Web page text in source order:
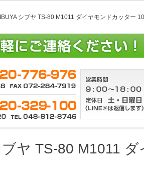
シブヤ TS-80 M1011 ダイヤモンドカッター
ヤ TS-80 M1011